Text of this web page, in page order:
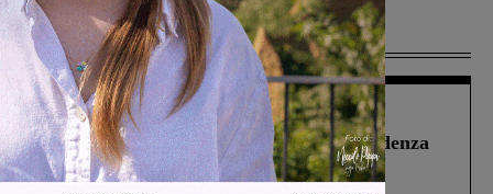
Più lette
Figline Incisa Valdarno 1 Agosto 2026
Piscina di Figline finanziata oltre la scadenza
Pnrr, il gruppo di Fratelli d’Italia: “Un
ringraziamento al Governo”